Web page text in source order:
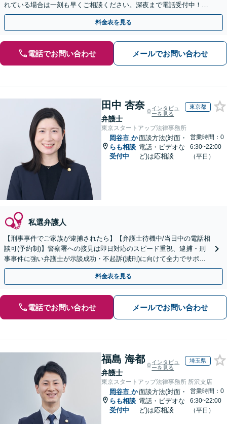
れている場合は一刻も早くご相談ください。深夜まで電話受付中！痴
漢／盗撮／のぞき／その他性犯罪など
料金表を見る
電話でお問い合わせ メールでお問い合わせ
田中 杏奈
弁護士
インタビュ
ーを見る
東京都
東京スタートアップ法律事務所
岡谷市 か
らも相談
受付中
面談方法(対面・
電話・ビデオな
ど)は応相談
営業時間：0
6:30~22:00
（平日）
私選弁護人
【刑事事件でご家族が逮捕されたら】【弁護士待機中/当日中の電話相
談可(予約制)】警察署への接見は即日対応のスピード重視、逮捕・刑
事事件に強い弁護士が示談成功・不起訴(減刑)に向けて全力でサポー
トします。【加害者側の相談専門】
料金表を見る
電話でお問い合わせ メールでお問い合わせ
福島 海都
弁護士
インタビュ
ーを見る
埼玉県
東京スタートアップ法律事務所 所沢支店
岡谷市 か
らも相談
受付中
面談方法(対面・
電話・ビデオな
ど)は応相談
営業時間：0
6:30~22:00
（平日）